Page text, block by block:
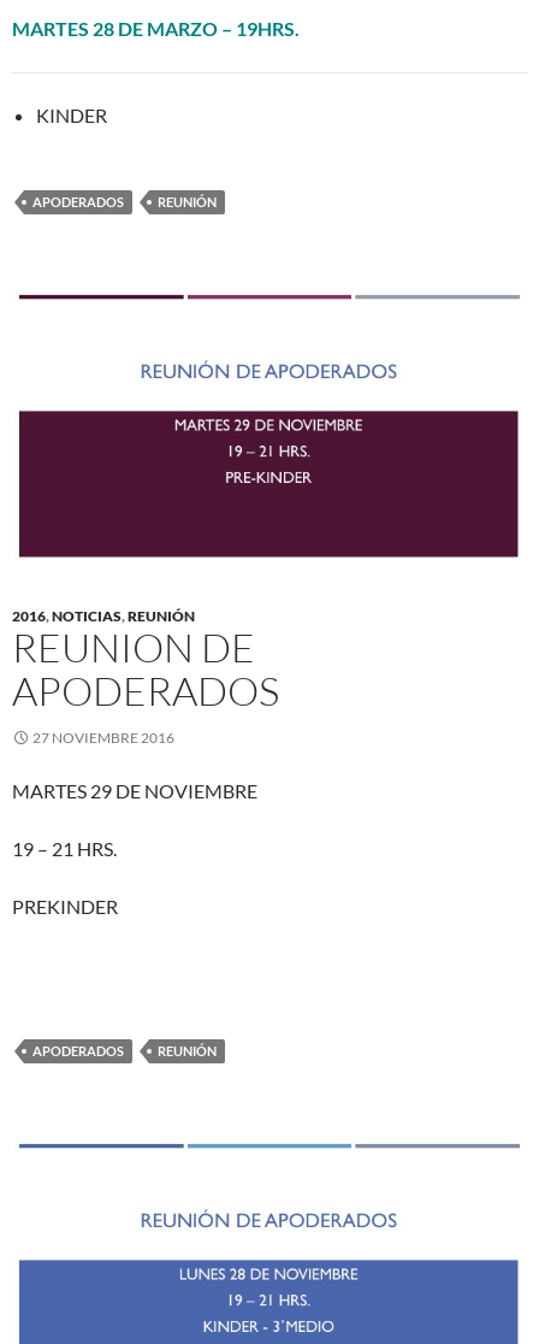
MARTES 28 DE MARZO – 19HRS.
KINDER
APODERADOS REUNIÓN
2016,NOTICIAS,REUNIÓN
REUNION DE
APODERADOS
27 NOVIEMBRE 2016
MARTES 29 DE NOVIEMBRE
19 – 21 HRS.
PREKINDER
APODERADOS REUNIÓN